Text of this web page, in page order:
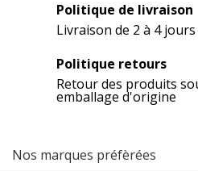
Politique de livraison
Livraison de 2 à 4
Politique retours
Retour des produits
emballage d'origine
Nos marques préfèrées